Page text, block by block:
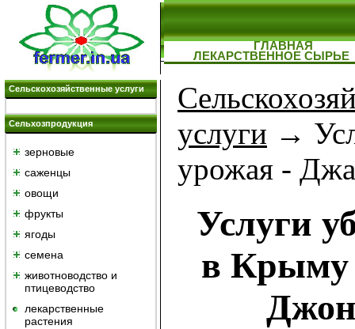
ГЛАВНАЯ
ЛЕКАРСТВЕННОЕ СЫРЬЕ
Сельскохозяйственные услуги
Сельхозпродукция
зерновые
саженцы
овощи
фрукты
ягоды
семена
животноводство и
птицеводство
лекарственные
растения
услуги →
урожая -
Услуги
в Крыму